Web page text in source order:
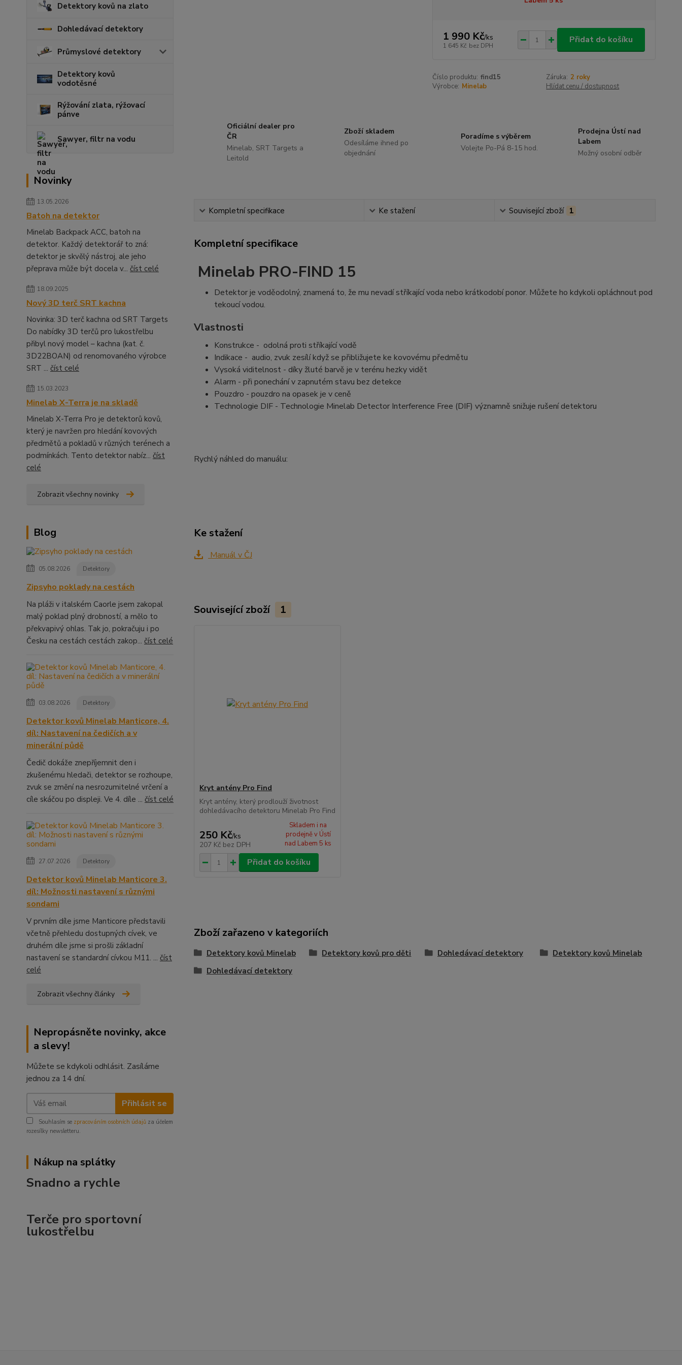
Detektory kovů na zlato
Dohledávací detektory
Průmyslové detektory
Detektory kovů
vodotěsné
Rýžování zlata, rýžovací
pánve
Sawyer, filtr na vodu
Novinky
13.05.2026
Batoh na detektor
Minelab Backpack ACC, batoh na
detektor. Každý detektorář to zná:
detektor je skvělý nástroj, ale jeho
přeprava může být docela v... číst celé
18.09.2025
Nový 3D terč SRT kachna
Novinka: 3D terč kachna od SRT Targets
Do nabídky 3D terčů pro lukostřelbu
přibyl nový model – kachna (kat. č.
3D22BOAN) od renomovaného výrobce
SRT ... číst celé
15.03.2023
Minelab X-Terra je na skladě
Minelab X-Terra Pro je detektorů kovů,
který je navržen pro hledání kovových
předmětů a pokladů v různých terénech a
podmínkách. Tento detektor nabíz... číst
celé
Zobrazit všechny novinky
Blog
05.08.2026 Detektory
Zipsyho poklady na cestách
Na pláži v italském Caorle jsem zakopal
malý poklad plný drobností, a mělo to
překvapivý ohlas. Tak jo, pokračuju i po
Česku na cestách cestách zakop... číst celé
03.08.2026 Detektory
Detektor kovů Minelab Manticore, 4.
díl: Nastavení na čedičích a v
minerální půdě
Čedič dokáže znepříjemnit den i
zkušenému hledači, detektor se rozhoupe,
zvuk se změní na nesrozumitelné vrčení a
cíle skáčou po displeji. Ve 4. díle ... číst celé
27.07.2026 Detektory
Detektor kovů Minelab Manticore 3.
díl: Možnosti nastavení s různými
sondami
V prvním díle jsme Manticore představili
včetně přehledu dostupných cívek, ve
druhém díle jsme si prošli základní
nastavení se standardní cívkou M11. ... číst
celé
Zobrazit všechny články
Nepropásněte novinky, akce
a slevy!
Můžete se kdykoli odhlásit. Zasíláme
jednou za 14 dní.
Přihlásit se
Souhlasím se zpracováním osobních údajů za účelem
rozesílky newsletteru.
Nákup na splátky
Snadno a rychle
Terče pro sportovní
lukostřelbu
1 990 Kč/ks
1 645 Kč bez DPH
Přidat do košíku
Číslo produktu: find15 Záruka: 2 roky
Výrobce: Minelab Hlídat cenu / dostupnost
Oficiální dealer pro
ČR
Minelab, SRT Targets a
Leitold
Zboží skladem
Odesíláme ihned po
objednání
Poradíme s výběrem
Volejte Po-Pá 8-15 hod.
Prodejna Ústí nad
Labem
Možný osobní odběr
Kompletní specifikace Ke stažení Související zboží 1
Kompletní specifikace
Minelab PRO-FIND 15
Detektor je voděodolný, znamená to, že mu nevadí stříkající voda nebo krátkodobí ponor. Můžete ho kdykoli opláchnout pod
tekoucí vodou.
Vlastnosti
Konstrukce - odolná proti stříkající vodě
Indikace - audio, zvuk zesílí když se přibližujete ke kovovému předmětu
Vysoká viditelnost - díky žluté barvě je v terénu hezky vidět
Alarm - při ponechání v zapnutém stavu bez detekce
Pouzdro - pouzdro na opasek je v ceně
Technologie DIF - Technologie Minelab Detector Interference Free (DIF) významně snižuje rušení detektoru
Rychlý náhled do manuálu:
Ke stažení
Manuál v ČJ
Související zboží 1
Kryt antény Pro Find
Kryt antény, který prodlouží životnost
dohledávacího detektoru Minelab Pro Find
250 Kč/ks
207 Kč bez DPH
Skladem i na
prodejně v Ústí
nad Labem 5 ks
Přidat do košíku
Zboží zařazeno v kategoriích
Detektory kovů Minelab Detektory kovů pro děti Dohledávací detektory
Detektory kovů Minelab
Dohledávací detektory